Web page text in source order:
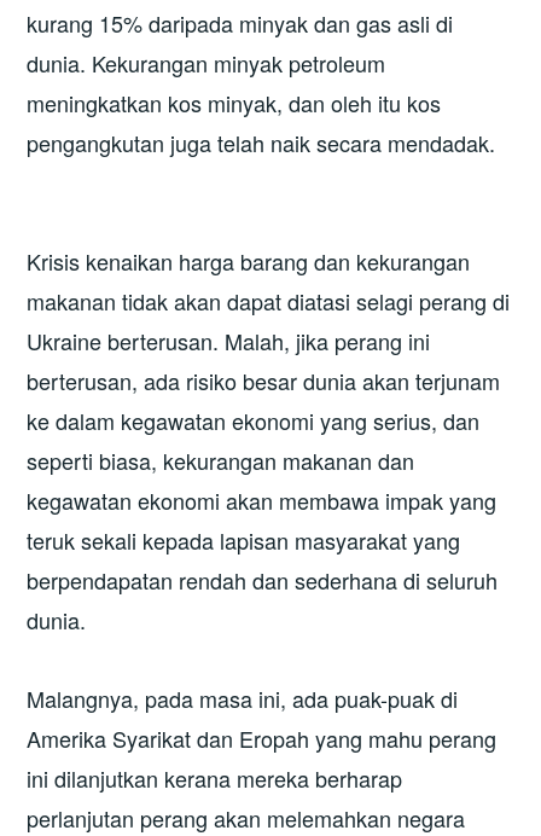
kurang 15% daripada minyak dan gas asli di
dunia. Kekurangan minyak petroleum
meningkatkan kos minyak, dan oleh itu kos
pengangkutan juga telah naik secara mendadak.
Krisis kenaikan harga barang dan kekurangan
makanan tidak akan dapat diatasi selagi perang di
Ukraine berterusan. Malah, jika perang ini
berterusan, ada risiko besar dunia akan terjunam
ke dalam kegawatan ekonomi yang serius, dan
seperti biasa, kekurangan makanan dan
kegawatan ekonomi akan membawa impak yang
teruk sekali kepada lapisan masyarakat yang
berpendapatan rendah dan sederhana di seluruh
dunia.
Malangnya, pada masa ini, ada puak-puak di
Amerika Syarikat dan Eropah yang mahu perang
ini dilanjutkan kerana mereka berharap
perlanjutan perang akan melemahkan negara